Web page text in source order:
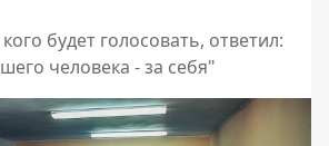
будет голосовать, ответил:
человека - за себя"